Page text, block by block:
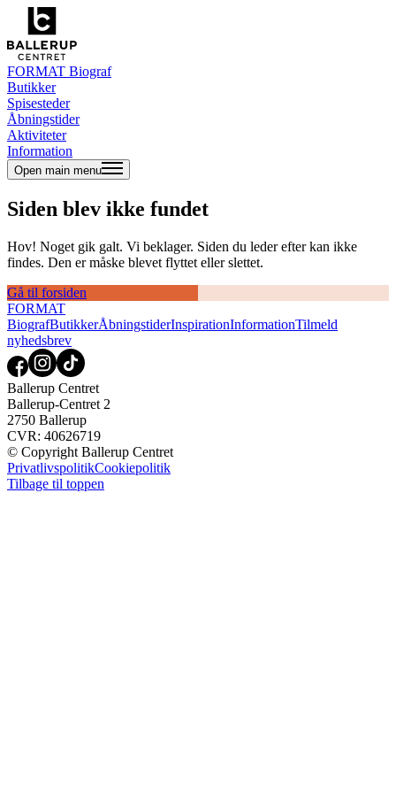
FORMAT Biograf
Butikker
Spisesteder
Åbningstider
Aktiviteter
Information
Open main menu
Siden blev ikke fundet
Hov! Noget gik galt. Vi beklager. Siden du leder efter kan ikke
findes. Den er måske blevet flyttet eller slettet.
Gå til forsiden
FORMAT
BiografButikkerÅbningstiderInspirationInformationTilmeld
nyhedsbrev
Ballerup Centret
Ballerup-Centret 2
2750 Ballerup
CVR: 40626719
© Copyright Ballerup Centret
PrivatlivspolitikCookiepolitik
Tilbage til toppen